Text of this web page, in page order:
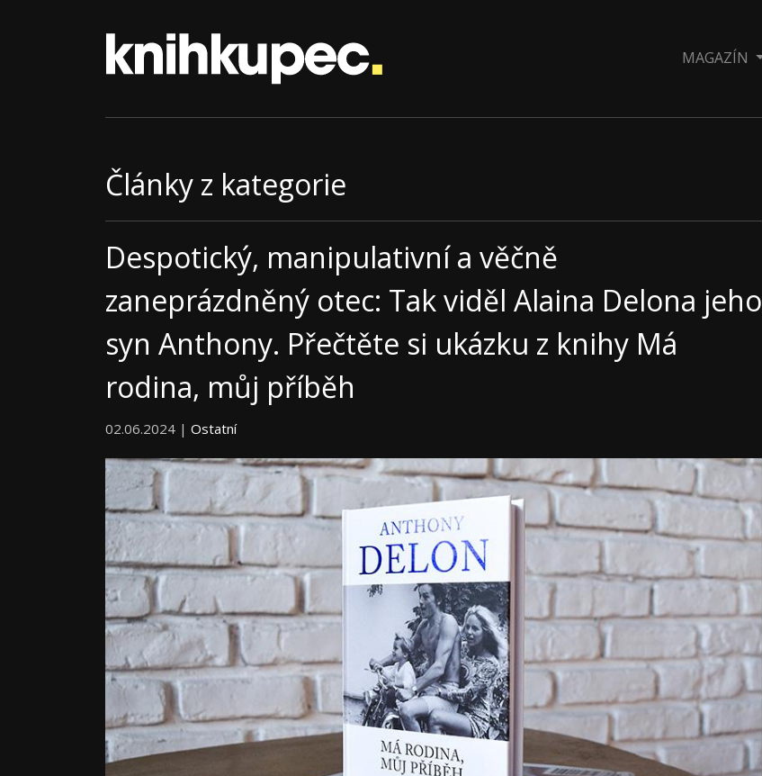
MAGAZÍN
Články z kategorie
Despotický, manipulativní a věčně
zaneprázdněný otec: Tak viděl Alaina Delona jeho
syn Anthony. Přečtěte si ukázku z knihy Má
rodina, můj příběh
02.06.2024 | Ostatní